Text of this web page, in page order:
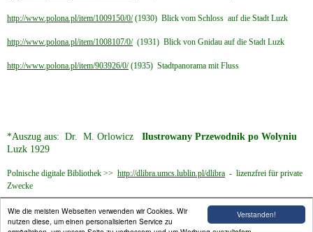
Verstanden!
Wie die meisten Webseiten verwenden wir Cookies. Wir
nutzen diese, um einen personalisierten Service zu
http://www.polona.pl/item/1009150/0/(1930) Blick vom Schloss auf die Stadt Luzk
http://www.polona.pl/item/1008107/0/(1931) Blick von Gnidau auf die Stadt Luzk
http://www.polona.pl/item/903926/0/(1935) Stadtpanorama mit Fluss
*Auszug aus: Dr. M. Orlowicz Ilustrowany Przewodnik po Wolyniu
Luzk 1929
Polnische digitale Bibliothek >> http://dlibra.umcs.lublin.pl/dlibra - lizenzfrei für private
Zwecke